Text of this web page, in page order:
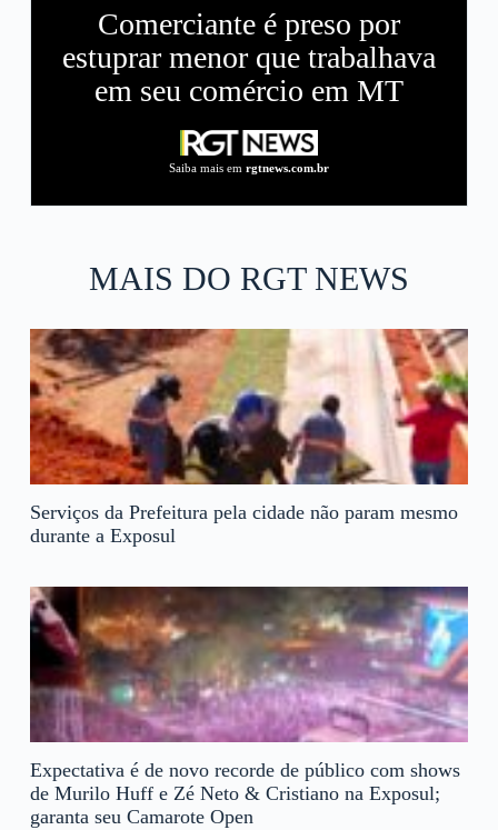
Comerciante é preso por
estuprar menor que trabalhava
em seu comércio em MT
Saiba mais em rgtnews.com.br
MAIS DO RGT NEWS
Serviços da Prefeitura pela cidade não param mesmo
durante a Exposul
Expectativa é de novo recorde de público com shows
de Murilo Huff e Zé Neto & Cristiano na Exposul;
garanta seu Camarote Open